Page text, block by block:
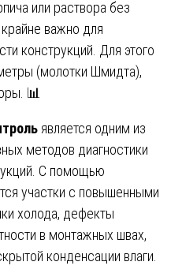
или раствора без
важно для
конструкций. Для этого
(молотки Шмидта),
📊
является одним из
методов диагностики
С помощью
участки с повышенными
холода, дефекты
в монтажных швах,
конденсации влаги.